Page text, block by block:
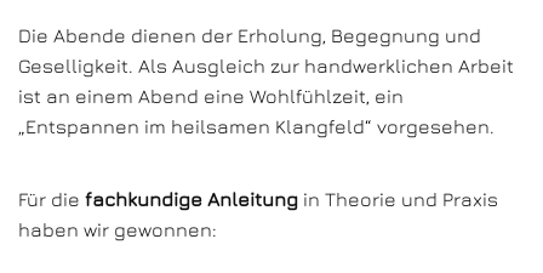
Die Abende dienen der Erholung, Begegnung und
Geselligkeit. Als Ausgleich zur handwerklichen Arbeit
ist an einem Abend eine Wohlfühlzeit, ein
„Entspannen im heilsamen Klangfeld“ vorgesehen.
Für die fachkundige Anleitung in Theorie und Praxis
haben wir gewonnen: